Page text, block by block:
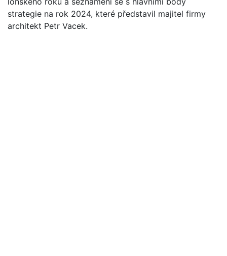
strategie na rok 2024, které představil majitel firmy
architekt Petr Vacek.